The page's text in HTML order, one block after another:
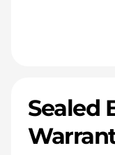
Sealed